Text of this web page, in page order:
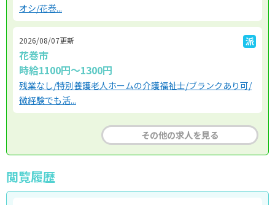
オシ/花巻...
2026/08/07更新 派
花巻市
時給1100円～1300円
残業なし/特別養護老人ホームの介護福祉士/ブランクあり可/
微経験でも活...
その他の求人を見る
閲覧履歴